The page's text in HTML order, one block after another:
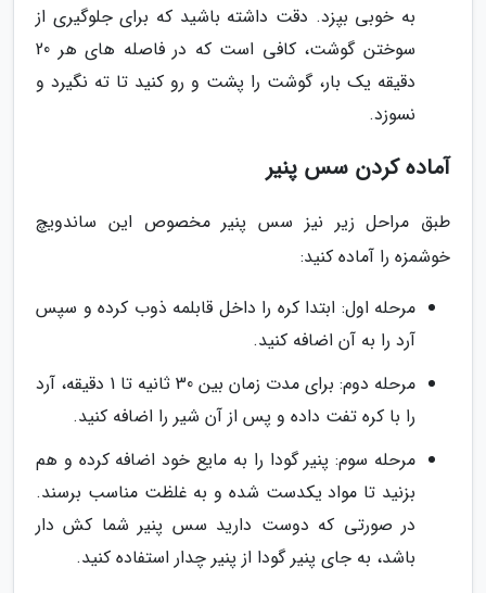
به خوبی بپزد. دقت داشته باشید که برای جلوگیری از
سوختن گوشت، کافی است که در فاصله های هر 20
دقیقه یک بار، گوشت را پشت و رو کنید تا ته نگیرد و
نسوزد.
آماده کردن سس پنیر
طبق مراحل زیر نیز سس پنیر مخصوص این ساندویچ
خوشمزه را آماده کنید:
مرحله اول: ابتدا کره را داخل قابلمه ذوب کرده و سپس
آرد را به آن اضافه کنید.
مرحله دوم: برای مدت زمان بین 30 ثانیه تا 1 دقیقه، آرد
را با کره تفت داده و پس از آن شیر را اضافه کنید.
مرحله سوم: پنیر گودا را به مایع خود اضافه کرده و هم
بزنید تا مواد یکدست شده و به غلظت مناسب برسند.
در صورتی که دوست دارید سس پنیر شما کش دار
باشد، به جای پنیر گودا از پنیر چدار استفاده کنید.